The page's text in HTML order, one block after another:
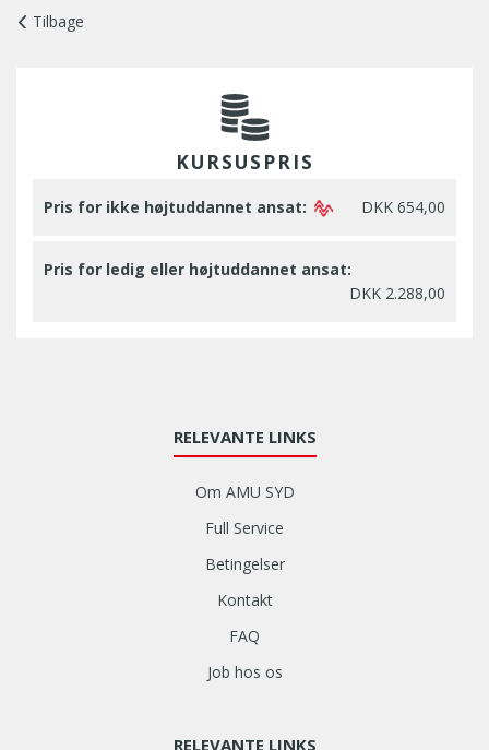
Tilbage
KURSUSPRIS
Pris for ikke højtuddannet ansat: DKK 654,00
Pris for ledig eller højtuddannet ansat:
DKK 2.288,00
RELEVANTE LINKS
Om AMU SYD
Full Service
Betingelser
Kontakt
FAQ
Job hos os
RELEVANTE LINKS